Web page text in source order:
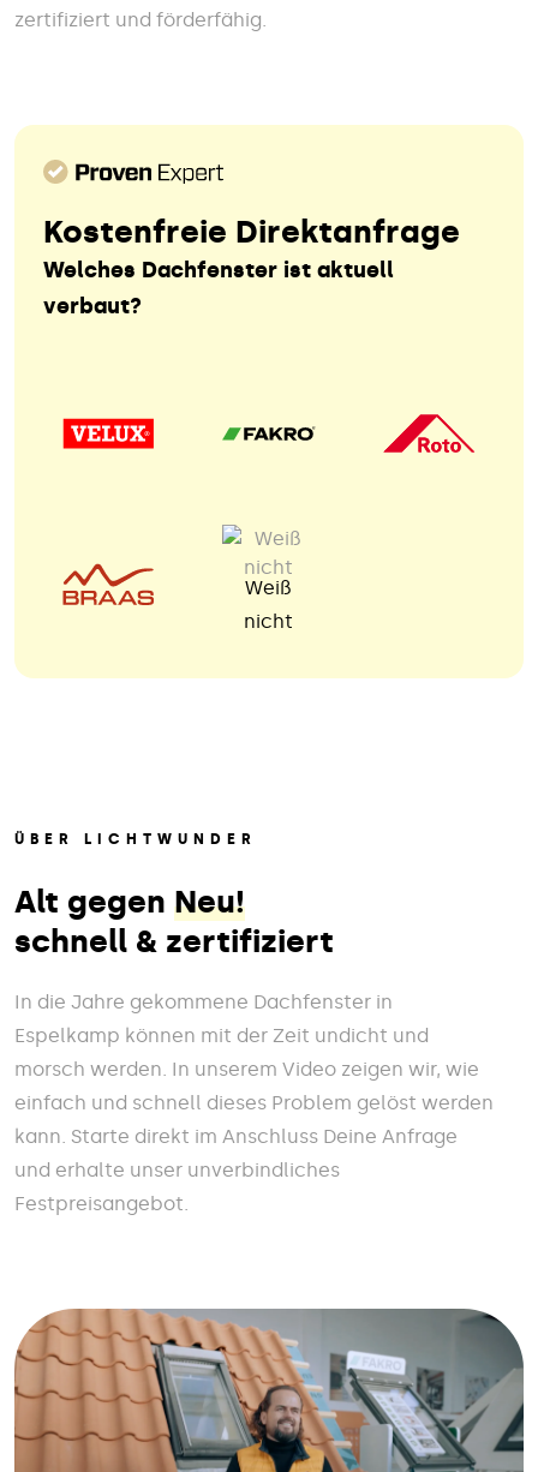
zertifiziert und förderfähig.
Kostenfreie Direktanfrage
Welches Dachfenster ist aktuell
verbaut?
Weiß
nicht
ÜBER LICHTWUNDER
Alt gegen Neu!
schnell & zertifiziert
In die Jahre gekommene Dachfenster in
Espelkamp können mit der Zeit undicht und
morsch werden. In unserem Video zeigen wir, wie
einfach und schnell dieses Problem gelöst werden
kann. Starte direkt im Anschluss Deine Anfrage
und erhalte unser unverbindliches
Festpreisangebot.